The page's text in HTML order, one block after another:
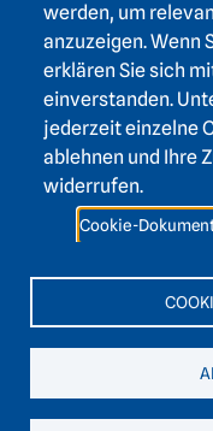
werden, um
anzuzeigen. Wenn
erklären Sie sich
einverstanden.
jederzeit einzelne
ablehnen und Ihre
widerrufen.
Cookie-
Footer
Login Intranet
Presse
Förderverein
Kontakt
Barrierefreiheit
Leichte Sprache
+49 6221 / 54 32 65
hadw@hadw-